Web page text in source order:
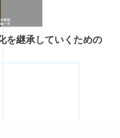
を継承していくための